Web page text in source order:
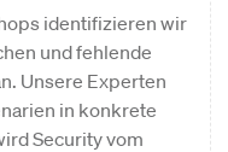
identifizieren wir
und fehlende
Unsere Experten
in konkrete
Security vom